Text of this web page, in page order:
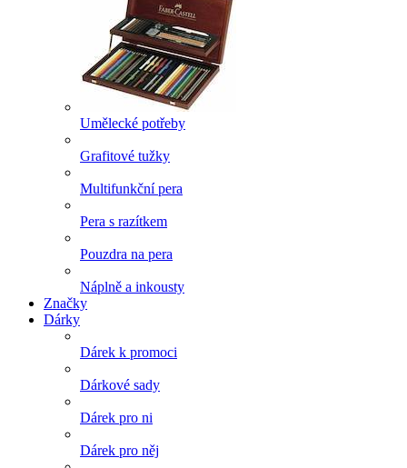
Umělecké potřeby
Grafitové tužky
Multifunkční pera
Pera s razítkem
Pouzdra na pera
Náplně a inkousty
Značky
Dárky
Dárek k promoci
Dárkové sady
Dárek pro ni
Dárek pro něj